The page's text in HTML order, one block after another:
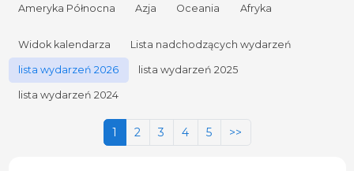
Ameryka Północna Azja Oceania Afryka
Widok kalendarza Lista nadchodzących wydarzeń
lista wydarzeń 2026 lista wydarzeń 2025
lista wydarzeń 2024
1 2 3 4 5 >>